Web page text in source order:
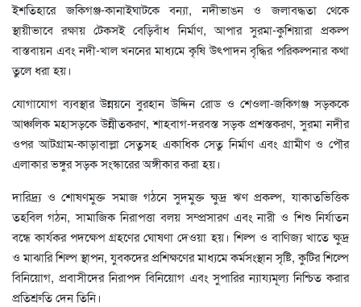
ইশতিহারে জকিগঞ্জ-কানাইঘাটকে বন্যা, নদীভাঙন ও জলাবদ্ধতা থেকে
স্থায়ীভাবে রক্ষায় টেকসই বেড়িবাঁধ নির্মাণ, আপার সুরমা-কুশিয়ারা প্রকল্প
বাস্তবায়ন এবং নদী-খাল খননের মাধ্যমে কৃষি উৎপাদন বৃদ্ধির পরিকল্পনার কথা
তুলে ধরা হয়।
যোগাযোগ ব্যবস্থার উন্নয়নে বুরহান উদ্দিন রোড ও শেওলা-জকিগঞ্জ সড়ককে
আঞ্চলিক মহাসড়কে উন্নীতকরণ, শাহবাগ-দরবস্ত সড়ক প্রশস্তকরণ, সুরমা নদীর
ওপর আটগ্রাম-কাড়াবাল্লা সেতুসহ একাধিক সেতু নির্মাণ এবং গ্রামীণ ও পৌর
এলাকার ভঙ্গুর সড়ক সংস্কারের অঙ্গীকার করা হয়।
দারিদ্র্য ও শোষণমুক্ত সমাজ গঠনে সুদমুক্ত ক্ষুদ্র ঋণ প্রকল্প, যাকাতভিত্তিক
তহবিল গঠন, সামাজিক নিরাপত্তা বলয় সম্প্রসারণ এবং নারী ও শিশু নির্যাতন
বন্ধে কার্যকর পদক্ষেপ গ্রহণের ঘোষণা দেওয়া হয়। শিল্প ও বাণিজ্য খাতে ক্ষুদ্র
ও মাঝারি শিল্প স্থাপন, যুবকদের প্রশিক্ষণের মাধ্যমে কর্মসংস্থান সৃষ্টি, কুটির শিল্পে
বিনিয়োগ, প্রবাসীদের নিরাপদ বিনিয়োগ এবং সুপারির ন্যায্যমূল্য নিশ্চিত করার
প্রতিশ্রুতি দেন তিনি।